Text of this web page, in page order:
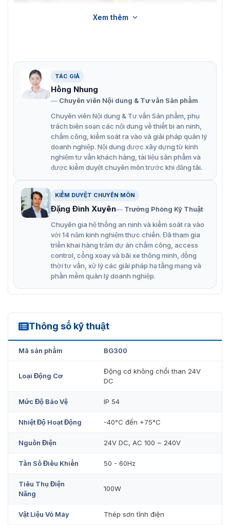
Cổng barrier ZKTeco BG300 có thể được ứng dụng để thu phí
đỗ xe – giải pháp kiểm soát tuyệt vời
Cổng barrier ZKTeco BG300 có tính
năng gì?
ZKTeco BG300 là một giải pháp hiệu quả và đáng tin cậy
để kiểm soát ra vào phương tiện tại các bãi đỗ xe, trạm
thu phí, khu dân cư, nhà máy. Cổng được tích hợp các
công nghệ tiên tiến nhất, cho phép hoạt động mượt mà,
nhanh chóng và an toàn.
Động cơ 24V DC không chổi than mang lại hiệu suất
cao và tuổi thọ lâu dài.
Thiết bị có khả năng chống bụi và nước, phù hợp
cho các môi trường ngoài trời.
Hoạt động ổn định trong khoảng nhiệt độ từ -40°C
đến +75°C.
Có thể điều khiển từ xa với khoảng cách ≥ 30m.
và hoạt động lâu dài.
Thiết kế cần trục dạng ống lồng giúp dễ dàng vận
hành và điều chỉnh chiều dài cần trục tối đa 6m.
Barrier tự động đảo chiều khi gặp vật cản, tránh gây
Xem thêm
TÁC GIẢ
Hồng Nhung
Chuyên viên Nội dung & Tư vấn Sản phẩm
Chuyên viên Nội dung & Tư vấn Sản phẩm, phụ
trách biên soạn các nội dung về thiết bị an ninh,
chấm công, kiểm soát ra vào và giải pháp quản lý
doanh nghiệp. Nội dung được xây dựng từ kinh
nghiệm tư vấn khách hàng, tài liệu sản phẩm và
được kiểm duyệt chuyên môn trước khi đăng tải.
KIỂM DUYỆT CHUYÊN MÔN
Đặng Đình Xuyên
Trưởng Phòng Kỹ Thuật
Chuyên gia hệ thống an ninh và kiểm soát ra vào
với 14 năm kinh nghiệm thực chiến. Đã tham gia
triển khai hàng trăm dự án chấm công, access
control, cổng xoay và bãi xe thông minh, đồng
thời tư vấn, xử lý các giải pháp hạ tầng mạng và
phần mềm quản lý doanh nghiệp.
Thông số kỹ thuật
BG300
Mã sản phẩm BG300
Loại Động Cơ
Động cơ không chổi than 24V
DC
Mức Độ Bảo Vệ IP 54
Nhiệt Độ Hoạt Động -40°C đến +75°C
Nguồn Điện 24V DC, AC 100 ~ 240V
Tần Số Điều Khiển 50 - 60Hz
Tiêu Thụ Điện
Năng
100W
Vật Liệu Vỏ Máy Thép sơn tĩnh điện